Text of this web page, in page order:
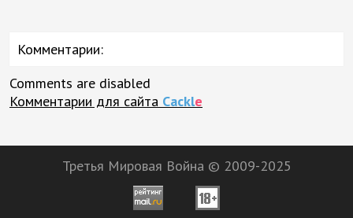
Комментарии:
Comments are disabled
Комментарии для сайта Cackle
Третья Мировая Война © 2009-2025